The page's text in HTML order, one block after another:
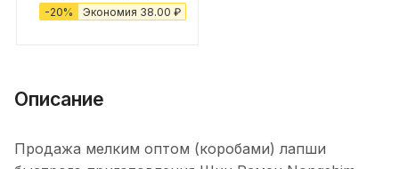
-20% Экономия 38.00 ₽
Описание
Продажа мелким оптом (коробами) лапши